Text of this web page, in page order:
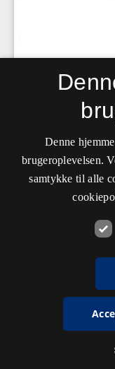
Denne
brugeroplevelsen.
samtykke til alle